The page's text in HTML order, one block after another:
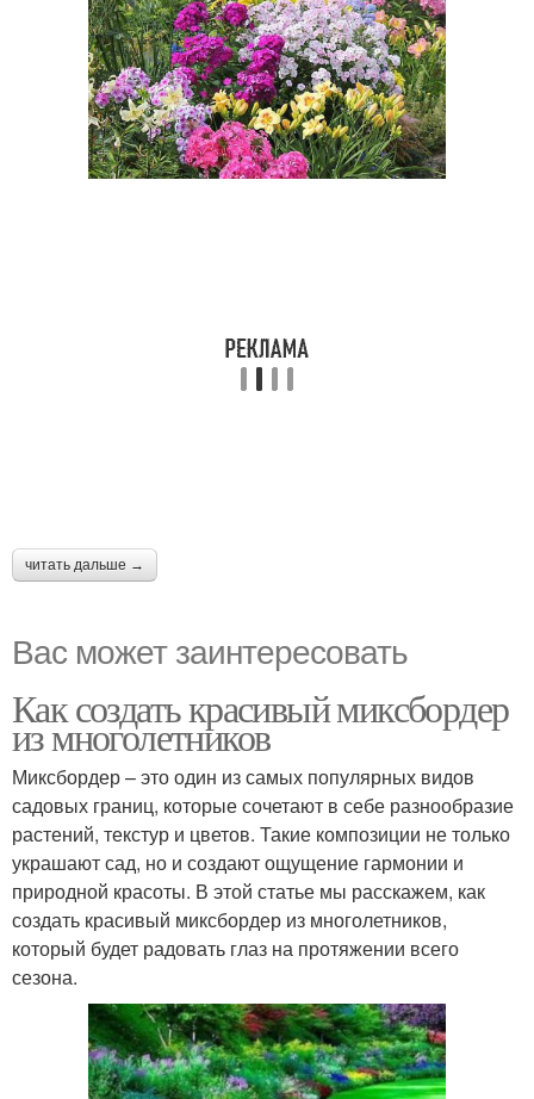
читать дальше →
Вас может заинтересовать
Как создать красивый миксбордер
из многолетников
Миксбордер – это один из самых популярных видов
садовых границ, которые сочетают в себе разнообразие
растений, текстур и цветов. Такие композиции не только
украшают сад, но и создают ощущение гармонии и
природной красоты. В этой статье мы расскажем, как
создать красивый миксбордер из многолетников,
который будет радовать глаз на протяжении всего
сезона.